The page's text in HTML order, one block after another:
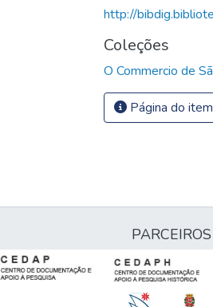
http://
Coleções
O Commercio de
Página do
PARCEIROS